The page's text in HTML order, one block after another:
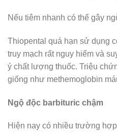
Nếu tiêm nhanh có thể gây
Thiopental quá hạn sử dụng
truy mạch rất nguy hiểm và
ý chất lượng thuốc. Triệu
giống như methemoglobin
Ngộ độc barbituric chậm
Hiện nay có nhiều trường